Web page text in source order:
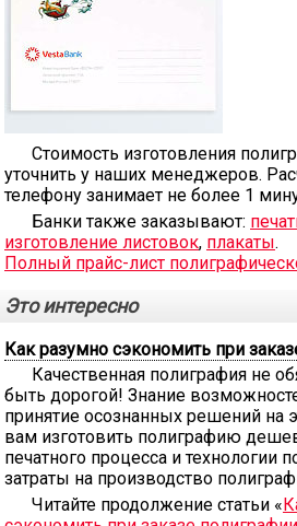
Стоимость изготовления
уточнить у наших менеджеров.
телефону занимает не более 1
Банки также заказывают:
изготовление листовок, плакаты.
Полный прайс-лист
Это интересно
Как разумно сэкономить при
Качественная полиграфия не
быть дорогой! Знание
принятие осознанных решений на
вам изготовить полиграфию
печатного процесса и технологии
затраты на производство
Читайте продолжение статьи «